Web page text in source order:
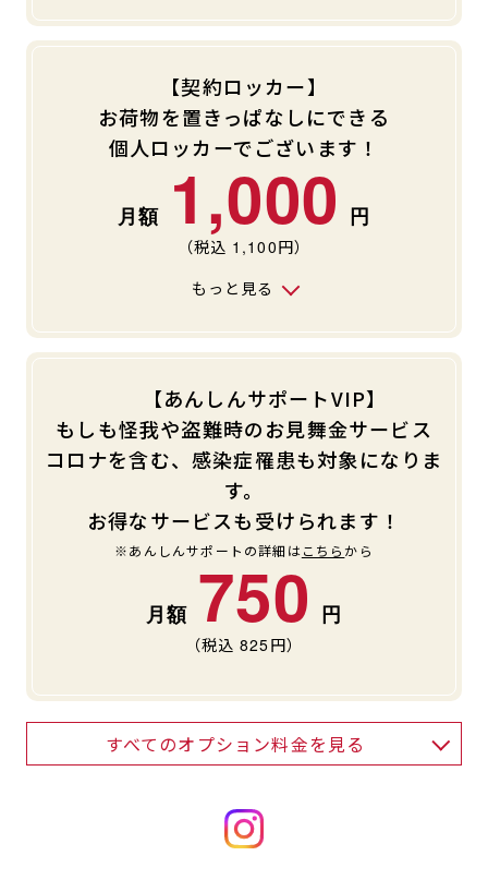
【契約ロッカー】
お荷物を置きっぱなしにできる
個人ロッカーでございます！
1,000
（税込 1,100円）
もっと見る
【あんしんサポートVIP】
もしも怪我や盗難時のお見舞金サービス
コロナを含む、感染症罹患も対象になりま
す。
お得なサービスも受けられます！
※あんしんサポートの詳細はこちら から
750
（税込 825円）
すべてのオプション料金を見る